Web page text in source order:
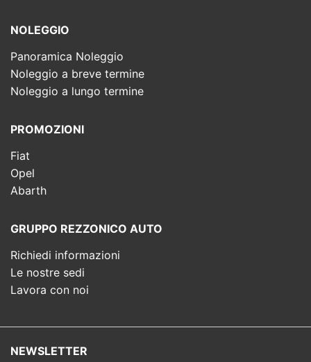
NOLEGGIO
Panoramica Noleggio
Noleggio a breve termine
Noleggio a lungo termine
PROMOZIONI
Fiat
Opel
Abarth
GRUPPO REZZONICO AUTO
Richiedi informazioni
Le nostre sedi
Lavora con noi
NEWSLETTER